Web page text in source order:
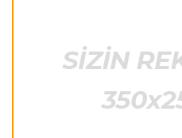
İtaliya S.A. 23:27 06.08.2026
Neapolda Maradonanın
stadion tikiləcək